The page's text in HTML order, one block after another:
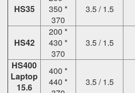
HS35
350 *
370
3.5 / 1.5
HS42
200 *
430 *
370
3.5 / 1.5
HS400
Laptop
15.6
400 *
440 *
3.5 / 1.5